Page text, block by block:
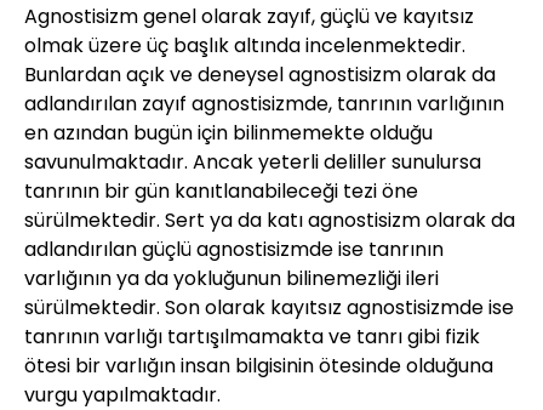
Agnostisizm genel olarak zayıf, güçlü ve kayıtsız
olmak üzere üç başlık altında incelenmektedir.
Bunlardan açık ve deneysel agnostisizm olarak da
adlandırılan zayıf agnostisizmde, tanrının varlığının
en azından bugün için bilinmemekte olduğu
savunulmaktadır. Ancak yeterli deliller sunulursa
tanrının bir gün kanıtlanabileceği tezi öne
sürülmektedir. Sert ya da katı agnostisizm olarak da
adlandırılan güçlü agnostisizmde ise tanrının
varlığının ya da yokluğunun bilinemezliği ileri
sürülmektedir. Son olarak kayıtsız agnostisizmde ise
tanrının varlığı tartışılmamakta ve tanrı gibi fizik
ötesi bir varlığın insan bilgisinin ötesinde olduğuna
vurgu yapılmaktadır.